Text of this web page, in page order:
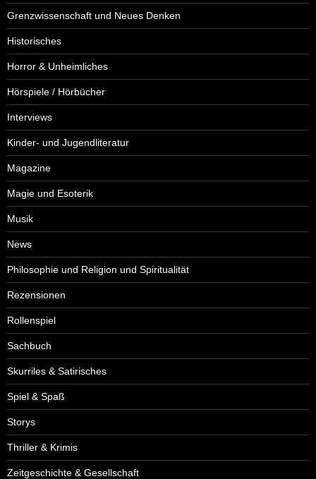
Grenzwissenschaft und Neues Denken
Historisches
Horror & Unheimliches
Hörspiele / Hörbücher
Interviews
Kinder- und Jugendliteratur
Magazine
Magie und Esoterik
Musik
News
Philosophie und Religion und Spiritualität
Rezensionen
Rollenspiel
Sachbuch
Skurriles & Satirisches
Spiel & Spaß
Storys
Thriller & Krimis
Zeitgeschichte & Gesellschaft